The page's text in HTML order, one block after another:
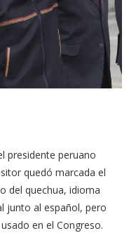
presidente peruano
quedó marcada el
del quechua, idioma
junto al español, pero
en el Congreso.